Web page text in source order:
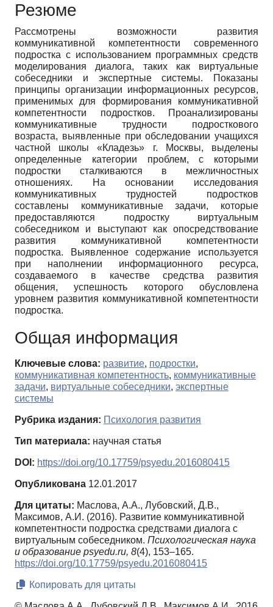
Резюме
Рассмотрены возможности развития
коммуникативной компетентности современного
подростка с использованием программных средств
моделирования диалога, таких как виртуальные
собеседники и экспертные системы. Показаны
принципы организации информационных ресурсов,
применимых для формирования коммуникативной
компетентности подростков. Проанализированы
коммуникативные трудности подросткового
возраста, выявленные при обследовании учащихся
частной школы «Кладезь» г. Москвы, выделены
определенные категории проблем, с которыми
подростки сталкиваются в межличностных
отношениях. На основании исследования
коммуникативных трудностей подростков
составлены коммуникативные задачи, которые
предоставляются подростку виртуальным
собеседником и выступают как опосредствование
развития коммуникативной компетентности
подростка. Выявленное содержание используется
при наполнении информационного ресурса,
создаваемого в качестве средства развития
общения, успешность которого обусловлена
уровнем развития коммуникативной компетентности
подростка.
Общая информация
Ключевые слова: развитие, подростки,
коммуникативная компетентность, коммуникативные
задачи, виртуальные собеседники, экспертные
системы
Рубрика издания: Психология развития
Тип материала: научная статья
DOI: https://doi.org/10.17759/psyedu.2016080415
Опубликована 12.01.2017
Для цитаты: Маслова, А.А., Лубовский, Д.В.,
Максимов, А.И. (2016). Развитие коммуникативной
компетентности подростка средствами диалога с
виртуальным собеседником. Психологическая наука
и образование psyedu.ru, 8(4), 153–165.
https://doi.org/10.17759/psyedu.2016080415
Копировать для цитаты